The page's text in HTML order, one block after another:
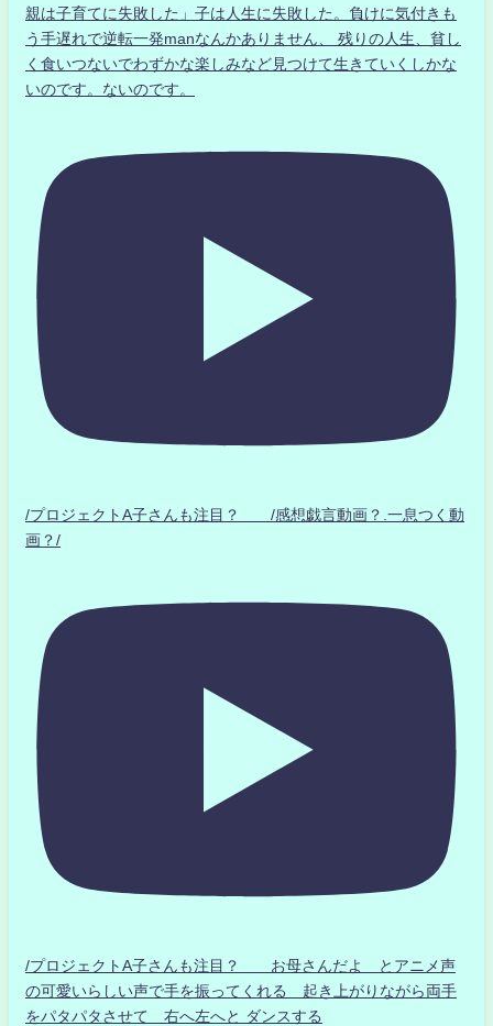
親は子育てに失敗した」子は人生に失敗した。負けに気付きも
う手遅れで逆転一発manなんかありません、 残りの人生、貧し
く食いつないでわずかな楽しみなど見つけて生きていくしかな
いのです。ないのです。
/プロジェクトA子さんも注目？ /感想戯言動画？.一息つく動
画？/
/プロジェクトA子さんも注目？ お母さんだよ とアニメ声
の可愛いらしい声で手を振ってくれる 起き上がりながら両手
をパタパタさせて 右へ左へと ダンスする